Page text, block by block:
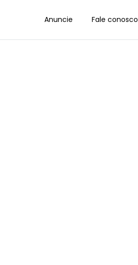
Anuncie Fale conosco